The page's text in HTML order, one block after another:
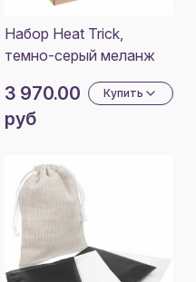
Набор Heat Trick,
темно-серый меланж
3 970.00
руб
Купить